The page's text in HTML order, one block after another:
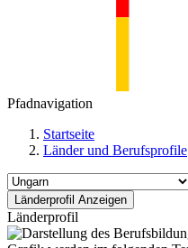
Pfadnavigation
Startseite
Länder und Berufsprofile
Länderprofil